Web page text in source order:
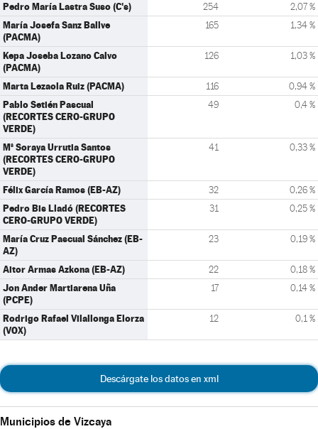
Pedro María Lastra Suso (C's) 254 2,07 %
María Josefa Sanz Ballve
(PACMA)
165 1,34 %
Kepa Joseba Lozano Calvo
(PACMA)
126 1,03 %
Marta Lezaola Ruiz (PACMA) 116 0,94 %
Pablo Setién Pascual
(RECORTES CERO-GRUPO
VERDE)
49 0,4 %
Mª Soraya Urrutia Santos
(RECORTES CERO-GRUPO
VERDE)
41 0,33 %
Félix García Ramos (EB-AZ) 32 0,26 %
Pedro Bis Lladó (RECORTES
CERO-GRUPO VERDE)
31 0,25 %
María Cruz Pascual Sánchez (EB-
AZ)
23 0,19 %
Aitor Armas Azkona (EB-AZ) 22 0,18 %
Jon Ander Martiarena Uña
(PCPE)
17 0,14 %
Rodrigo Rafael Vilallonga Elorza
(VOX)
12 0,1 %
Descárgate los datos en xml
Municipios de Vizcaya